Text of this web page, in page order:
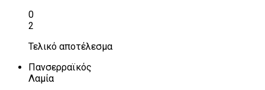
0
2
Τελικό αποτέλεσμα
Πανσερραϊκός
Λαμία